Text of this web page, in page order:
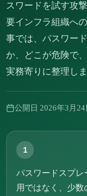
スワードを試す攻
要インフラ組織へ
事では、パスワー
か、どこが危険で
実務寄りに整理しま
公開日 2026年3月24
1
パスワードスプレ
用ではなく、少